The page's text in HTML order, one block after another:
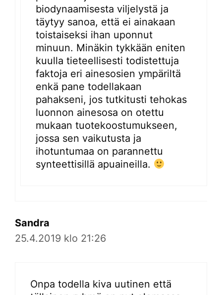
biodynaamisesta viljelystä ja
täytyy sanoa, että ei ainakaan
toistaiseksi ihan uponnut
minuun. Minäkin tykkään eniten
kuulla tieteellisesti todistettuja
faktoja eri ainesosien ympäriltä
enkä pane todellakaan
pahakseni, jos tutkitusti tehokas
luonnon ainesosa on otettu
mukaan tuotekoostumukseen,
jossa sen vaikutusta ja
ihotuntumaa on parannettu
synteettisillä apuaineilla.
Sandra
25.4.2019 klo 21:26
Onpa todella kiva uutinen että